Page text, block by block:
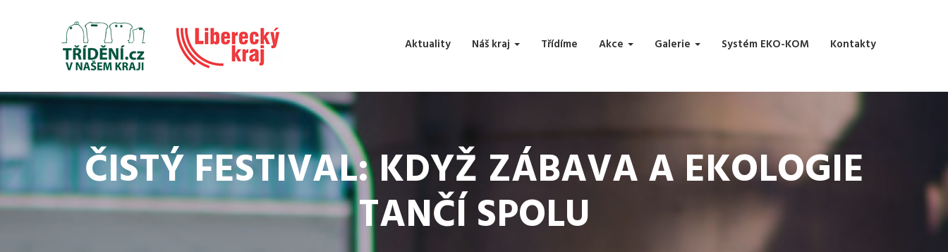
Aktuality Náš kraj Třídíme Akce Galerie Systém EKO-KOM Kontakty
ČISTÝ FESTIVAL: KDYŽ ZÁBAVA A EKOLOGIE
TANČÍ SPOLU